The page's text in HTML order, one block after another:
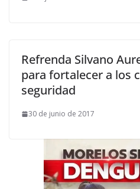
Refrenda Silvano
para fortalecer a los
seguridad
30 de junio de 2017